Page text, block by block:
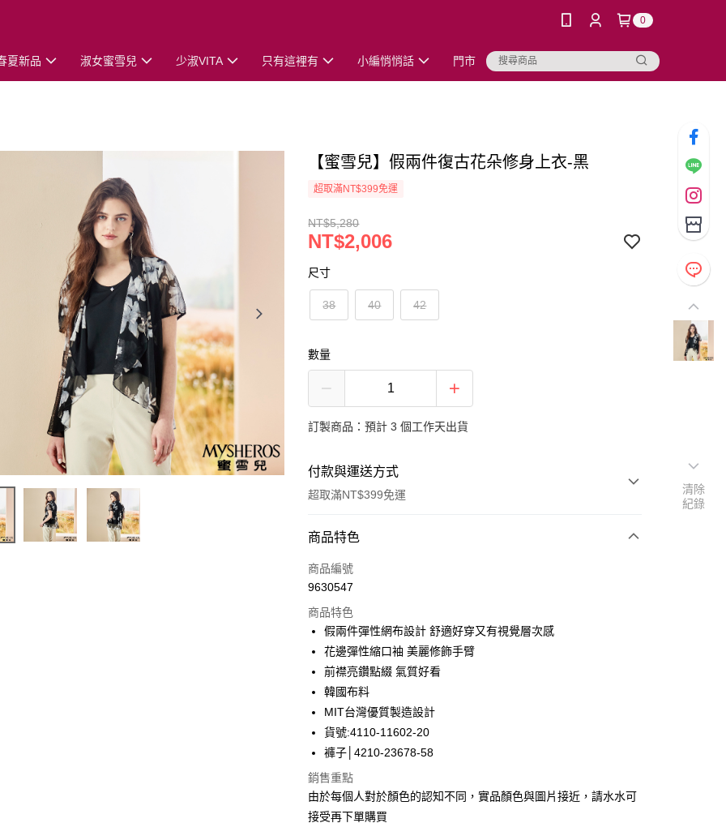
0
夏新品 淑女蜜雪兒 少淑VITA 只有這裡有 小編悄悄話 門市
【蜜雪兒】假兩件復古花朵修身上衣-黑
超取滿NT$399免運
NT$5,280
NT$2,006
尺寸
38 40 42
數量
訂製商品：預計 3 個工作天出貨
付款與運送方式
超取滿NT$399免運
付款方式
信用卡一次付款
3 期 0 利率 每期 NT$668
合作金庫商業銀行
華南商業銀行
國泰世華商業銀行
臺灣中小企業銀行
匯豐（台灣）商業銀行
聯邦商業銀行
玉山商業銀行
台新國際商業銀行
中國信託商業銀行
台灣樂天信用卡公司
LINE Pay
街口支付
全盈+PAY
ATM付款
商品特色
商品編號
9630547
商品特色
假兩件彈性網布設計 舒適好穿又有視覺層次感
花邊彈性縮口袖 美麗修飾手臂
前襟亮鑽點綴 氣質好看
韓國布料
MIT台灣優質製造設計
貨號:4110-11602-20
褲子│4210-23678-58
銷售重點
由於每個人對於顏色的認知不同，實品顏色與圖片接近，請水水可
接受再下單購買
清除
紀錄